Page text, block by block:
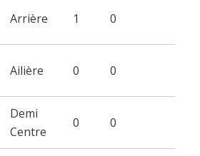
Arrière 1 0
Ailière 0 0
Demi
Centre
0 0